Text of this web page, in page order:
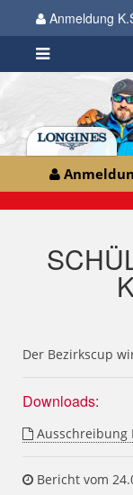
Anmeldung
Der Bezirkscup
Downloads:
Ausschreibung
Bericht vom